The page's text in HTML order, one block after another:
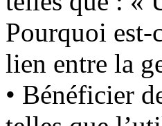
Pourquoi est-
lien entre la
• Bénéficier